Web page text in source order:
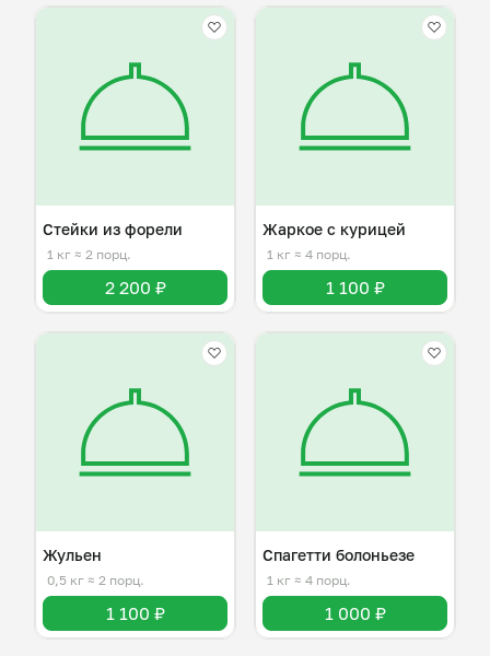
Стейки из форели
1 кг ≈ 2 порц.
2 200 ₽
Жаркое с курицей
1 кг ≈ 4 порц.
1 100 ₽
Жульен
0,5 кг ≈ 2 порц.
1 100 ₽
Спагетти болоньезе
1 кг ≈ 4 порц.
1 000 ₽